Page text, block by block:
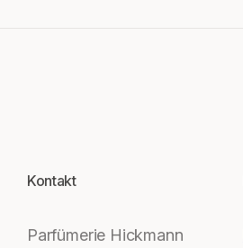
Kontakt
Parfümerie Hickmann